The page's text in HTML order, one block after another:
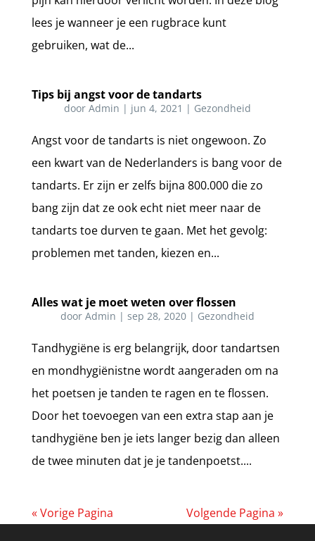
lees je wanneer je een rugbrace kunt
gebruiken, wat de...
Tips bij angst voor de tandarts
door Admin | jun 4, 2021 | Gezondheid
Angst voor de tandarts is niet ongewoon. Zo
een kwart van de Nederlanders is bang voor de
tandarts. Er zijn er zelfs bijna 800.000 die zo
bang zijn dat ze ook echt niet meer naar de
tandarts toe durven te gaan. Met het gevolg:
problemen met tanden, kiezen en...
Alles wat je moet weten over flossen
door Admin | sep 28, 2020| Gezondheid
Tandhygiëne is erg belangrijk, door tandartsen
en mondhygiënistne wordt aangeraden om na
het poetsen je tanden te ragen en te flossen.
Door het toevoegen van een extra stap aan je
tandhygiëne ben je iets langer bezig dan alleen
de twee minuten dat je je tandenpoetst....
« Vorige Pagina Volgende Pagina »